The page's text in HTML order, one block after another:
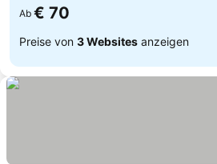
Ab € 70
Preise von 3 Websites anzeigen